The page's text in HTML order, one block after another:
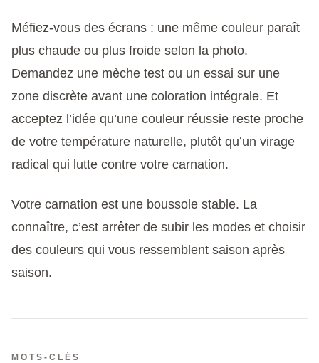
Méfiez-vous des écrans : une même couleur paraît
plus chaude ou plus froide selon la photo.
Demandez une mèche test ou un essai sur une
zone discrète avant une coloration intégrale. Et
acceptez l’idée qu’une couleur réussie reste proche
de votre température naturelle, plutôt qu’un virage
radical qui lutte contre votre carnation.
Votre carnation est une boussole stable. La
connaître, c’est arrêter de subir les modes et choisir
des couleurs qui vous ressemblent saison après
saison.
MOTS-CLÉS